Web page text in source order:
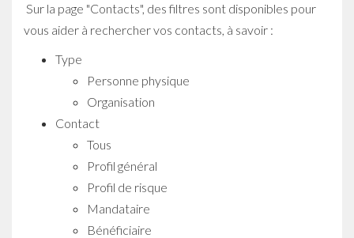
Sur la page "Contacts", des filtres sont disponibles pour
vous aider à rechercher vos contacts, à savoir :
Type
Personne physique
Organisation
Contact
Tous
Profil général
Profil de risque
Mandataire
Bénéficiaire